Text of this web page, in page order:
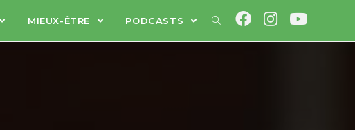
MIEUX-ÊTRE PODCASTS